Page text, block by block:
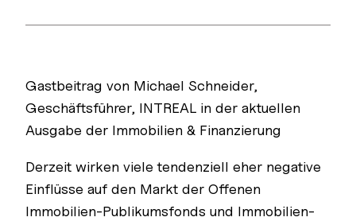
Gastbeitrag von Michael Schneider,
Geschäftsführer, INTREAL in der aktuellen
Ausgabe der Immobilien & Finanzierung
Derzeit wirken viele tendenziell eher negative
Einflüsse auf den Markt der Offenen
Immobilien-Publikumsfonds und Immobilien-